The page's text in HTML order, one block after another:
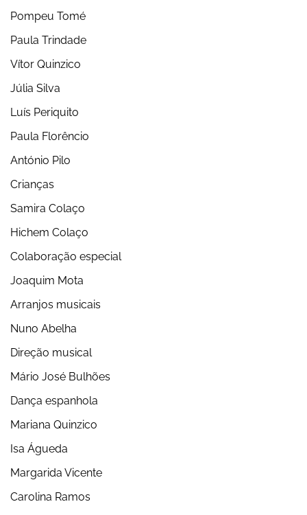
Pompeu Tomé
Paula Trindade
Vítor Quinzico
Júlia Silva
Luís Periquito
Paula Florêncio
António Pilo
Crianças
Samira Colaço
Hichem Colaço
Colaboração especial
Joaquim Mota
Arranjos musicais
Nuno Abelha
Direção musical
Mário José Bulhões
Dança espanhola
Mariana Quinzico
Isa Águeda
Margarida Vicente
Carolina Ramos